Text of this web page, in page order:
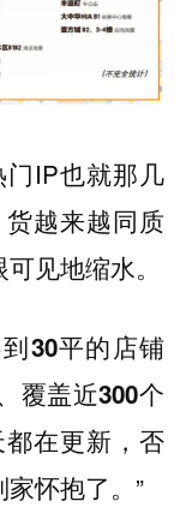
IP也就那几
越来越同质
见地缩水。
30平的店铺
覆盖近300个
在更新，否
怀抱了。”